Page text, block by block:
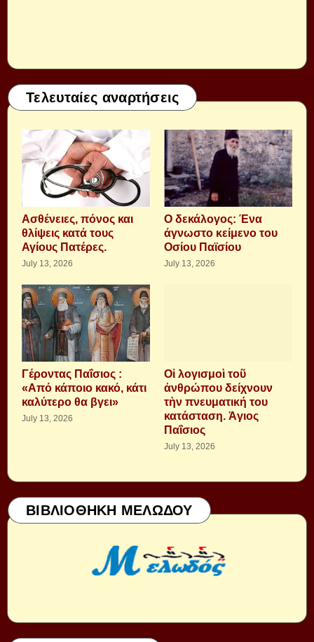
Τελευταίες αναρτήσεις
Aσθένειες, πόνος και
θλίψεις κατά τους
Αγίους Πατέρες.
July 13, 2026
Ο δεκάλογος: Ένα
άγνωστο κείμενο του
Οσίου Παϊσίου
July 13, 2026
Γέροντας Παΐσιος :
«Από κάποιο κακό, κάτι
καλύτερο θα βγει»
July 13, 2026
Οἱ λογισμοὶ τοῦ
ἀνθρώπου δείχνουν
τὴν πνευματική του
κατάσταση. Ἁγιος
Παΐσιος
July 13, 2026
ΒΙΒΛΙΟΘΗΚΗ ΜΕΛΩΔΟΥ